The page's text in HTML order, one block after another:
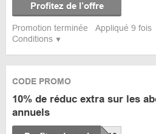
Conditions
Profitez de l’offre
Promotion terminée Appliqué 9 fois
CODE PROMO
10% de réduc extra sur les
annuels